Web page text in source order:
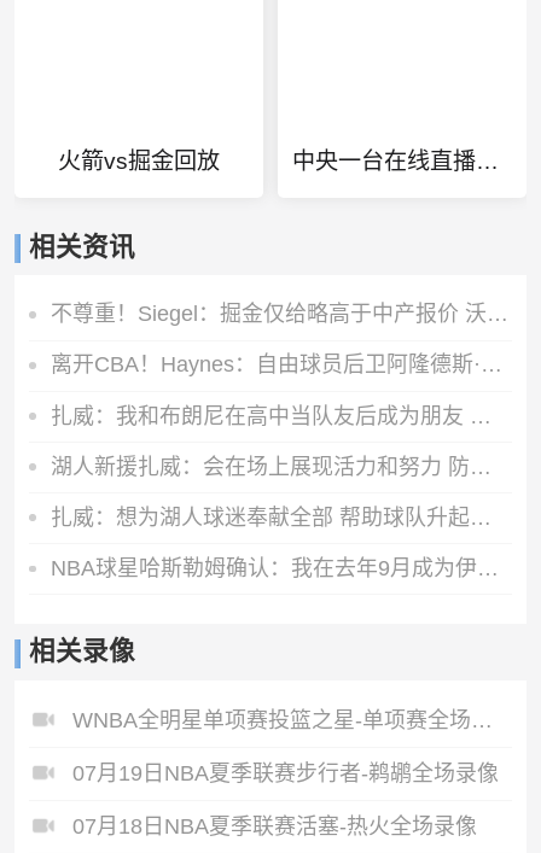
火箭vs掘金回放 中央一台在线直播手机电视
相关资讯
不尊重！Siegel：掘金仅给略高于中产报价 沃特森已一脚迈出大门
离开CBA！Haynes：自由球员后卫阿隆德斯·威廉姆斯签约奇才
扎威：我和布朗尼在高中当队友后成为朋友 很兴奋能再次并肩作战
湖人新援扎威：会在场上展现活力和努力 防守对方最好的球员
扎威：想为湖人球迷奉献全部 帮助球队升起第18面冠军旗帜
NBA球星哈斯勒姆确认：我在去年9月成为伊普斯维奇少数股东
相关录像
WNBA全明星单项赛投篮之星-单项赛全场录像
07月19日NBA夏季联赛步行者-鹈鹕全场录像
07月18日NBA夏季联赛活塞-热火全场录像